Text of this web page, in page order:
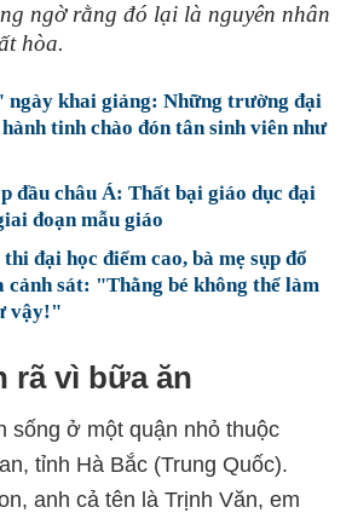
ngờ rằng đó lại là nguyên nhân
hòa.
ngày khai giảng: Những trường đại
tinh chào đón tân sinh viên như
đầu châu Á: Thất bại giáo dục đại
đoạn mẫu giáo
đại học điểm cao, bà mẹ sụp đổ
cảnh sát: "Thằng bé không thể làm
vậy!"
rã vì bữa ăn
sống ở một quận nhỏ thuộc
tỉnh Hà Bắc (Trung Quốc).
anh cả tên là Trịnh Văn, em